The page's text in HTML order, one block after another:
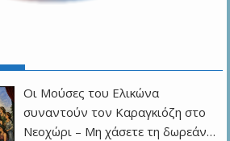
Οι Μούσες του Ελικώνα
συναντούν τον Καραγκιόζη στο
Νεοχώρι – Μη χάσετε τη δωρεάν…